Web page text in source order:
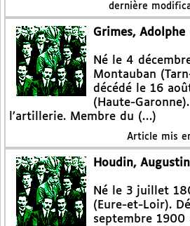
dernière
Grimes,
Né le 4
Montauban
décédé le 16
(Haute-
l’artillerie. Membre du (…)
Article mis
Houdin, Augustin
Né le 3 juillet
(Eure-et-Loir).
septembre 1900